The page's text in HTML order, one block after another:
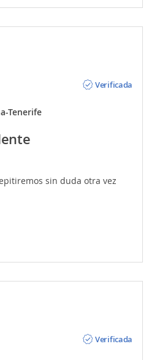
Verificada
Tenerife
sin duda otra vez
Verificada